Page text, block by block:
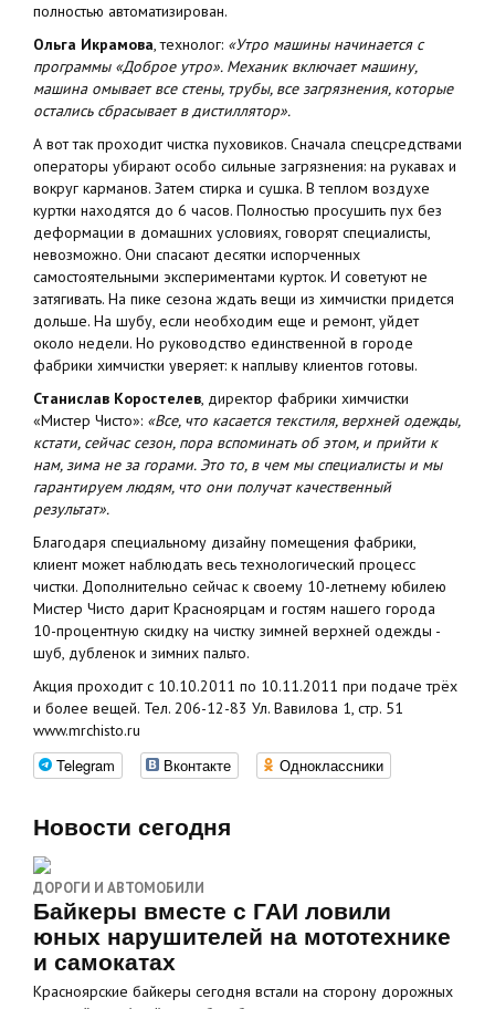
полностью автоматизирован.
Ольга Икрамова, технолог: «Утро машины начинается с
программы «Доброе утро». Механик включает машину,
машина омывает все стены, трубы, все загрязнения, которые
остались сбрасывает в дистиллятор».
А вот так проходит чистка пуховиков. Сначала спецсредствами
операторы убирают особо сильные загрязнения: на рукавах и
вокруг карманов. Затем стирка и сушка. В теплом воздухе
куртки находятся до 6 часов. Полностью просушить пух без
деформации в домашних условиях, говорят специалисты,
невозможно. Они спасают десятки испорченных
самостоятельными экспериментами курток. И советуют не
затягивать. На пике сезона ждать вещи из химчистки придется
дольше. На шубу, если необходим еще и ремонт, уйдет
около недели. Но руководство единственной в городе
фабрики химчистки уверяет: к наплыву клиентов готовы.
Станислав Коростелев, директор фабрики химчистки
«Мистер Чисто»: «Все, что касается текстиля, верхней одежды,
кстати, сейчас сезон, пора вспоминать об этом, и прийти к
нам, зима не за горами. Это то, в чем мы специалисты и мы
гарантируем людям, что они получат качественный
результат».
Благодаря специальному дизайну помещения фабрики,
клиент может наблюдать весь технологический процесс
чистки. Дополнительно сейчас к своему 10-летнему юбилею
Мистер Чисто дарит Красноярцам и гостям нашего города
10-процентную скидку на чистку зимней верхней одежды -
шуб, дубленок и зимних пальто.
Акция проходит с 10.10.2011 по 10.11.2011 при подаче трёх
и более вещей. Тел. 206-12-83 Ул. Вавилова 1, стр. 51
www.mrchisto.ru
Telegram Вконтакте Одноклассники
Новости сегодня
ДОРОГИ И АВТОМОБИЛИ
Байкеры вместе с ГАИ ловили
юных нарушителей на мототехнике
и самокатах
Красноярские байкеры сегодня встали на сторону дорожных